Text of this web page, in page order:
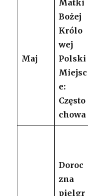
Maj
Matki
Bożej
Królo
wej
Polski
Miejsc
e:
Często
chowa
Doroc
zna
pielgr